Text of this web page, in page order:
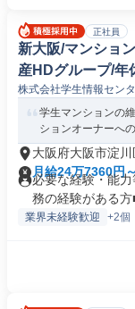
正社員
新大阪/マンショ
産HDグループ/年
株式会社学生情報セン
学生マンションの
ションオーナーへ
大阪府大阪市淀川
月給24万7360円
必要な経験・能
務の経験がある方
業界未経験歓迎 +2個